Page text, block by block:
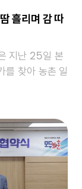
흘리며 감 따
지난 25일 본
를 찾아 농촌 일